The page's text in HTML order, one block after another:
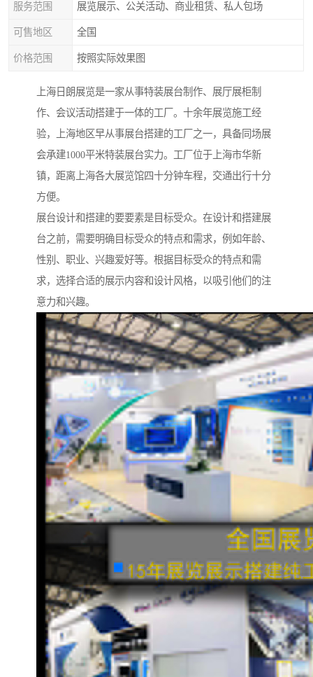
服务范围 展览展示、公关活动、商业租赁、私人包场
可售地区 全国
价格范围 按照实际效果图
上海日朗展览是一家从事特装展台制作、展厅展柜制
作、会议活动搭建于一体的工厂。十余年展览施工经
验，上海地区早从事展台搭建的工厂之一，具备同场展
会承建1000平米特装展台实力。工厂位于上海市华新
镇，距离上海各大展览馆四十分钟车程，交通出行十分
方便。
展台设计和搭建的要要素是目标受众。在设计和搭建展
台之前，需要明确目标受众的特点和需求，例如年龄、
性别、职业、兴趣爱好等。根据目标受众的特点和需
求，选择合适的展示内容和设计风格，以吸引他们的注
意力和兴趣。